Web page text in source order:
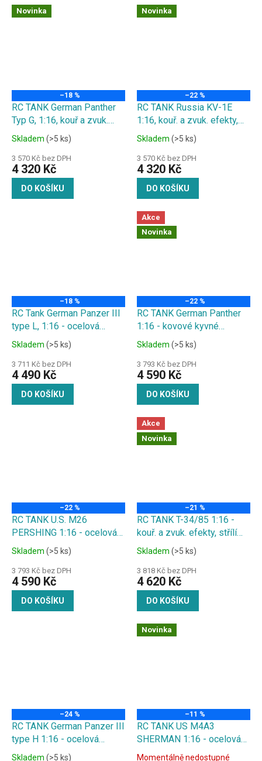
Novinka
–18 %
RC TANK German Panther
Typ G, 1:16, kouř a zvuk.
efekty, střílí kuličky
Skladem (>5 ks)
3 570 Kč bez DPH
4 320 Kč
DO KOŠÍKU
Novinka
–22 %
RC TANK Russia KV-1E
1:16, kouř. a zvuk. efekty,
střílí kuličky
Skladem (>5 ks)
3 570 Kč bez DPH
4 320 Kč
DO KOŠÍKU
–18 %
RC Tank German Panzer III
type L, 1:16 - ocelová
převodovka, zvuk. a kouř.
efekty, střílí kuličky
Skladem (>5 ks)
3 711 Kč bez DPH
4 490 Kč
DO KOŠÍKU
Akce
Novinka
–22 %
RC TANK German Panther
1:16 - kovové kyvné
rameno, zvuk. a kouř.
efekty, 2,4 GHz, střílí
kuličky
Skladem (>5 ks)
3 793 Kč bez DPH
4 590 Kč
DO KOŠÍKU
–22 %
RC TANK U.S. M26
PERSHING 1:16 - ocelová
vlnová skříň, zvuk. a kouř.
efekty, střílí kuličky
Skladem (>5 ks)
3 793 Kč bez DPH
4 590 Kč
DO KOŠÍKU
Akce
Novinka
–21 %
RC TANK T-34/85 1:16 -
kouř. a zvuk. efekty, střílí
kuličky
Skladem (>5 ks)
3 818 Kč bez DPH
4 620 Kč
DO KOŠÍKU
–24 %
RC TANK German Panzer III
type H 1:16 - ocelová
převodovka, kouř. a zvuk.
Skladem (>5 ks)
Novinka
–11 %
RC TANK US M4A3
SHERMAN 1:16 - ocelová
převodovka, zvuk. a kouř.
Momentálně nedostupné